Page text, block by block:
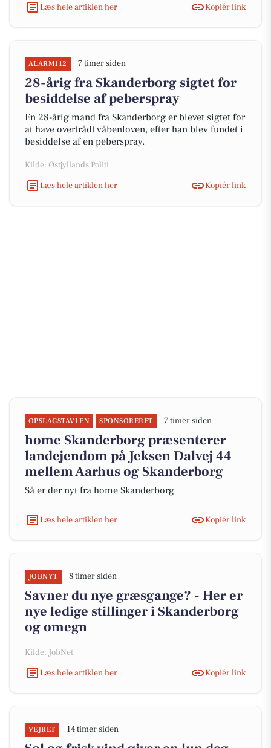
Læs hele artiklen her
Kopiér link
ALARM112 7 timer siden
28-årig fra Skanderborg sigtet for
besiddelse af peberspray
En 28-årig mand fra Skanderborg er blevet sigtet for
at have overtrådt våbenloven, efter han blev fundet i
besiddelse af en peberspray.
Kilde: Østjyllands Politi
Læs hele artiklen her
Kopiér link
OPSLAGSTAVLEN SPONSORERET 7 timer siden
home Skanderborg præsenterer
landejendom på Jeksen Dalvej 44
mellem Aarhus og Skanderborg
Så er der nyt fra home Skanderborg
Læs hele artiklen her Kopiér link
JOBNYT 8 timer siden
Savner du nye græsgange? - Her er
nye ledige stillinger i Skanderborg
og omegn
Kilde: JobNet
Læs hele artiklen her
Kopiér link
VEJRET 14 timer siden